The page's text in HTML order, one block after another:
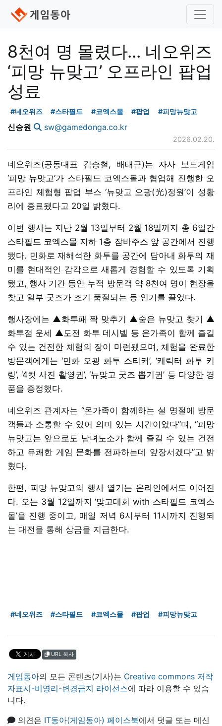
8천여 명 몰렸다... 네오위즈
‘피망 뉴맞고’ 오프라인 팝업
성료
#네오위즈 #스타필드 #코엑스몰 #팝업 #피망뉴맞고
신승원 sw@gamedonga.co.kr
2026.02.20.
네오위즈(공동대표 김승철, 배태근)는 자사 보드게임
‘피망 뉴맞고’가 스타필드 코엑스몰과 협업해 진행한 오
프라인 체험형 팝업 부스 ‘뉴맞고 오광(光)정원’이 성황
리에 종료됐다고 20일 밝혔다.
이번 행사는 지난 2월 13일부터 2월 18일까지 총 6일간
스타필드 코엑스몰 지하 1층 잠바주스 앞 공간에서 진행
됐다. 민화로 재해석한 화투를 공간에 담아내 화투의 재
미를 현대적인 감각으로 새롭게 경험할 수 있도록 기획
됐고, 행사 기간 동안 누적 방문객 약 8천여 명이 현장을
찾고 일부 굿즈가 조기 품절되는 등 인기를 끌었다.
행사장에는 ▲화투패 짝 맞추기 ▲숨은 뉴맞고 찾기 ▲
화투점 운세 ▲도전 화투 데시벨 등 온가족이 함께 즐길
수 있는 건전한 체험의 장이 마련됐으며, 체험을 완료한
방문객에게는 ‘민화 오광 화투 스티커’, ‘캐릭터 화투 키
링’, ‘4컷 사진 촬영권’, ‘뉴맞고 굿즈 뽑기권’ 등 다양한 경
품을 증정했다.
네오위즈 관계자는 “온가족이 함께하는 설 명절에 방문
객들과 소통할 수 있어 의미 있는 시간이었다”며, “피망
뉴맞고는 앞으로도 남녀노소가 함께 즐길 수 있는 건전
하고 유쾌한 게임 문화를 전파하는데 앞장서겠다”고 밝
혔다.
한편, 피망 뉴맞고의 행사 열기는 온라인에서도 이어진
다. 오는 3월 12일까지 ‘맞고대회 with 스타필드 코엑스
몰’을 진행 중이고, 매일 저녁 6시부터 11시까지 진행되
는 대전을 통해 상금을 지급한다.
#네오위즈 #스타필드 #코엑스몰 #팝업 #피망뉴맞고
URL 복사
게임동아의 모든 콘텐츠(기사)는 Creative commons 저작
자표시-비영리-변경금지 라이선스에 따라 이용할 수 있습
니다.
의견은 IT동아(게임동아) 페이스북에서 덧글 또는 메신